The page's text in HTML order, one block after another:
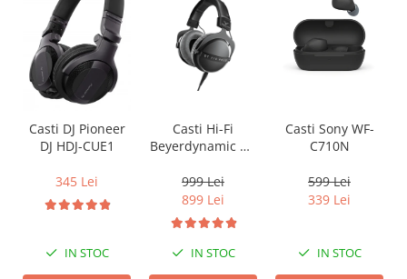
Casti DJ Pioneer
DJ HDJ-CUE1
345 Lei
IN STOC
Casti Hi-Fi
Beyerdynamic DT
999 Lei
899 Lei
IN STOC
Casti Sony WF-
C710N
599 Lei
339 Lei
IN STOC